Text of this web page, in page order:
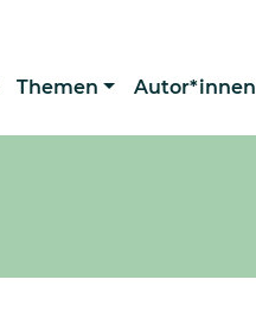
Themen Autor*innen